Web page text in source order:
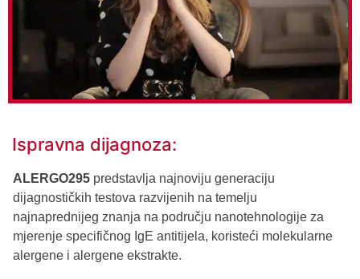
Ispravna dijagnoza:
ALERGO295 predstavlja najnoviju generaciju
dijagnostičkih testova razvijenih na temelju
najnaprednijeg znanja na području nanotehnologije za
mjerenje specifičnog IgE antitijela, koristeći molekularne
alergene i alergene ekstrakte.